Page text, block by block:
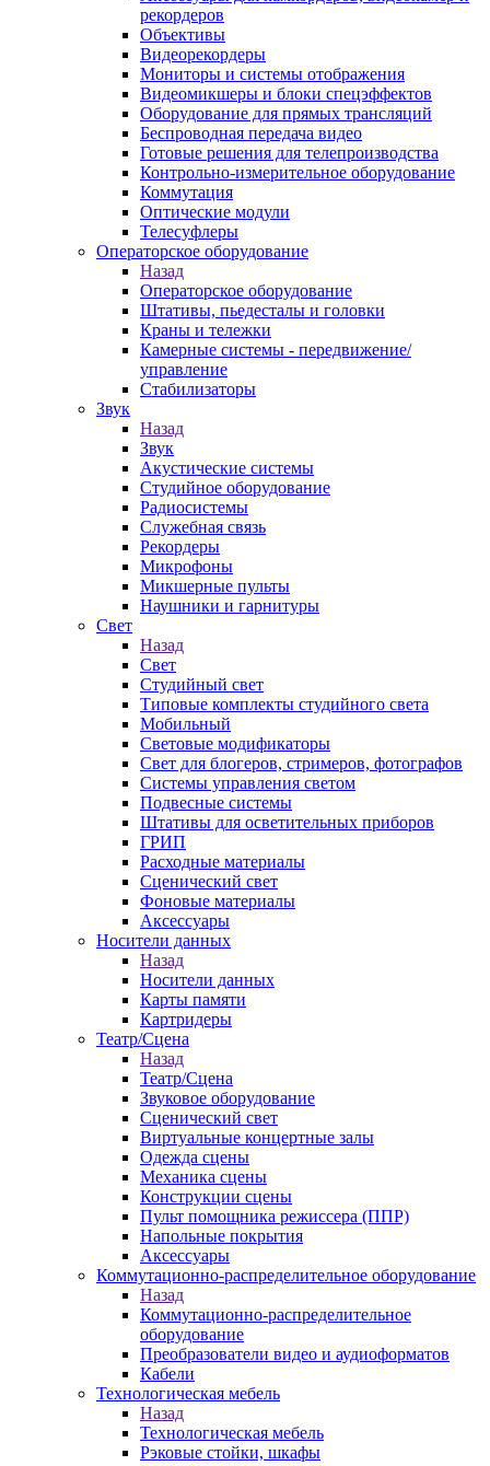
рекордеров
Объективы
Видеорекордеры
Мониторы и системы отображения
Видеомикшеры и блоки спецэффектов
Оборудование для прямых трансляций
Беспроводная передача видео
Готовые решения для телепроизводства
Контрольно-измерительное оборудование
Коммутация
Оптические модули
Телесуфлеры
Операторское оборудование
Назад
Операторское оборудование
Штативы, пьедесталы и головки
Краны и тележки
Камерные системы - передвижение/
управление
Стабилизаторы
Звук
Назад
Звук
Акустические системы
Студийное оборудование
Радиосистемы
Служебная связь
Рекордеры
Микрофоны
Микшерные пульты
Наушники и гарнитуры
Свет
Назад
Свет
Студийный свет
Типовые комплекты студийного света
Мобильный
Световые модификаторы
Свет для блогеров, стримеров, фотографов
Системы управления светом
Подвесные системы
Штативы для осветительных приборов
ГРИП
Расходные материалы
Сценический свет
Фоновые материалы
Аксессуары
Носители данных
Назад
Носители данных
Карты памяти
Картридеры
Театр/Сцена
Назад
Театр/Сцена
Звуковое оборудование
Сценический свет
Виртуальные концертные залы
Одежда сцены
Механика сцены
Конструкции сцены
Пульт помощника режиссера (ППР)
Напольные покрытия
Аксессуары
Коммутационно-распределительное оборудование
Назад
Коммутационно-распределительное
оборудование
Преобразователи видео и аудиоформатов
Кабели
Технологическая мебель
Назад
Технологическая мебель
Рэковые стойки, шкафы